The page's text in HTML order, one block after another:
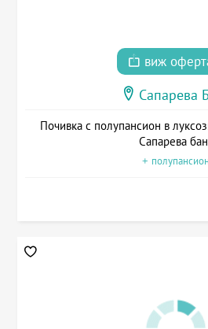
виж
Сапарева
Почивка с полупансион в
Сапарева
+ полупансион